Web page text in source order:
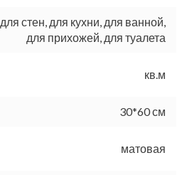
для стен, для кухни, для ванной,
для прихожей, для туалета
кв.м
30*60 см
матовая